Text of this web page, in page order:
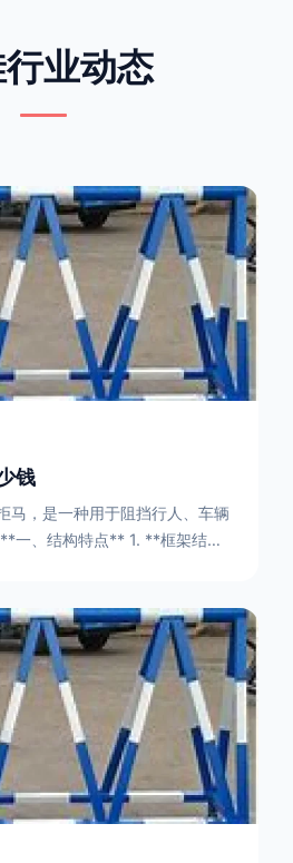
业动态
钱
马，是一种用于阻挡行人、车辆
框架相互连接，形成一个稳定的
冲击力。例如，在一些临时交通
架的拒马护栏可以很方便地拼接
三角锥形状的结构单